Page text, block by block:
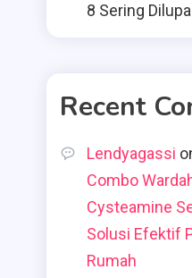
8 Sering
Recent
Lendyagassi
Combo
Cysteamine
Solusi Efektif
Rumah